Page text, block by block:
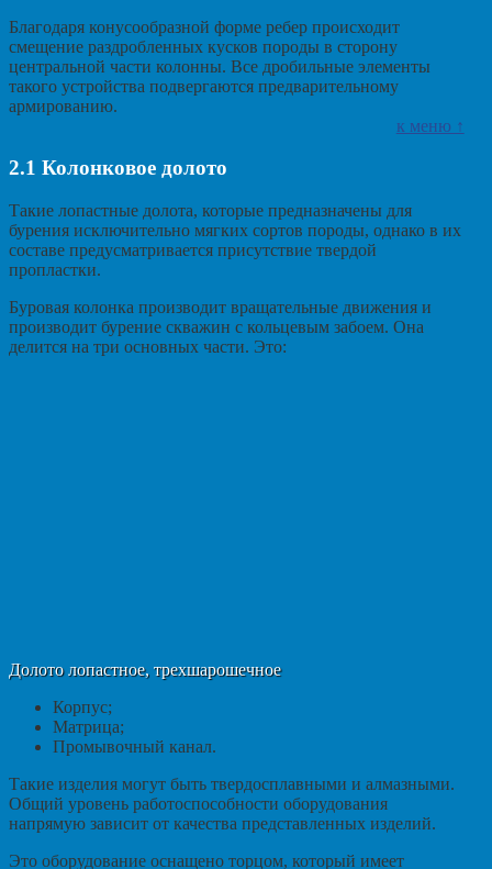
Благодаря конусообразной форме ребер происходит
смещение раздробленных кусков породы в сторону
центральной части колонны. Все дробильные элементы
такого устройства подвергаются предварительному
армированию.
к меню ↑
2.1 Колонковое долото
Такие лопастные долота, которые предназначены для
бурения исключительно мягких сортов породы, однако в их
составе предусматривается присутствие твердой
пропластки.
Буровая колонка производит вращательные движения и
производит бурение скважин с кольцевым забоем. Она
делится на три основных части. Это:
Долото лопастное, трехшарошечное
Корпус;
Матрица;
Промывочный канал.
Такие изделия могут быть твердосплавными и алмазными.
Общий уровень работоспособности оборудования
напрямую зависит от качества представленных изделий.
Это оборудование оснащено торцом, который имеет